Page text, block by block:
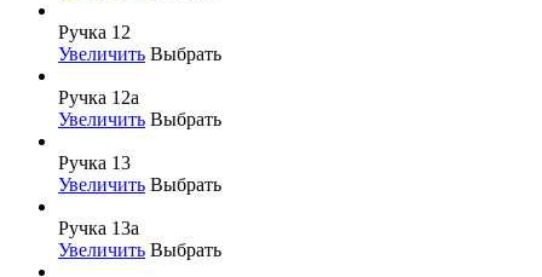
Ручка 12
Увеличить Выбрать
Ручка 12а
Увеличить Выбрать
Ручка 13
Увеличить Выбрать
Ручка 13а
Увеличить Выбрать